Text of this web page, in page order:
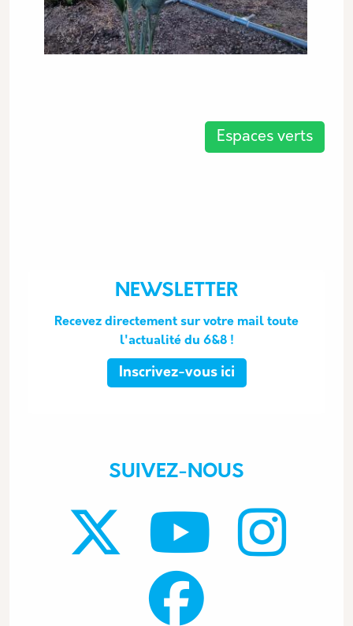
Les thématiques associéesEspaces verts
NEWSLETTER
Recevez directement sur votre mail toute
l'actualité du 6&8 !
Inscrivez-vous ici
SUIVEZ-NOUS